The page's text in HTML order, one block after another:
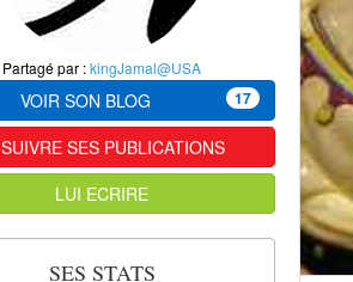
Partagé par :kingJamal@USA
VOIR SON BLOG 17
SUIVRE SES PUBLICATIONS
LUI ECRIRE
SES STATS